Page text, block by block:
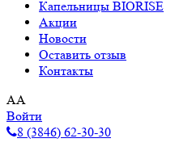
Капельницы BIORISE
Акции
Новости
Оставить отзыв
Контакты
AA
Войти
8 (3846) 62-30-30